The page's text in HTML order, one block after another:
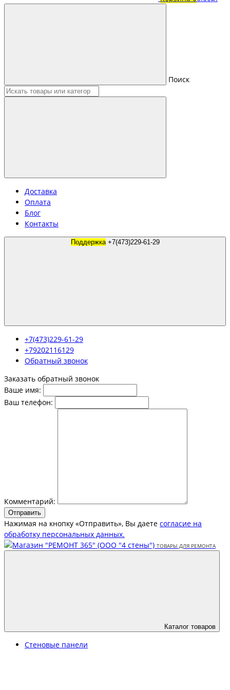
Поиск
Доставка
Оплата
Блог
Контакты
Поддержка +7(473)229-61-29
+7(473)229-61-29
+79202116129
Обратный звонок
Заказать обратный звонок
Ваше имя:
Ваш телефон:
Комментарий:
Отправить
Нажимая на кнопку «Отправить», Вы даете согласие на
обработку персональных данных.
Каталог товаров
Стеновые панели